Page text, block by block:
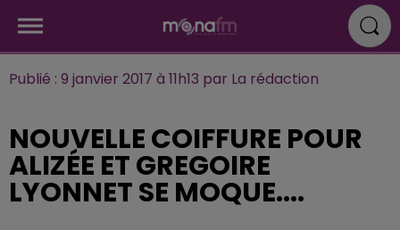
Publié : 9 janvier 2017 à 11h13 par La rédaction
NOUVELLE COIFFURE POUR
ALIZÉE ET GREGOIRE
LYONNET SE MOQUE....